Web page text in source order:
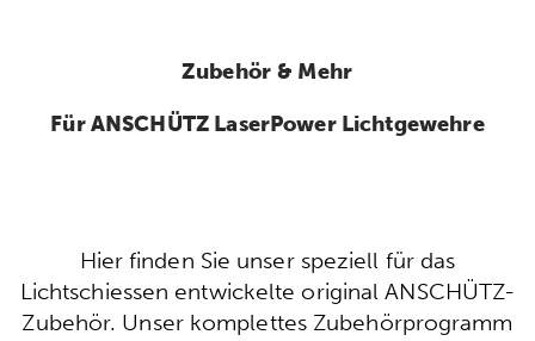
Zubehör & Mehr
Für ANSCHÜTZ LaserPower Lichtgewehre
Hier finden Sie unser speziell für das
Lichtschiessen entwickelte original ANSCHÜTZ-
Zubehör. Unser komplettes Zubehörprogramm